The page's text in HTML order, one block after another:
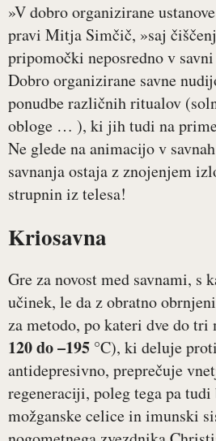
»V dobro organizirane
pravi Mitja Simčič, »saj
pripomočki neposredno v
Dobro organizirane savne
ponudbe različnih ritualov
obloge … ), ki jih tudi na
Ne glede na animacijo v
savnanja ostaja z znojenjem
strupnin iz telesa!
Kriosavna
Gre za novost med savnami, s
učinek, le da z obratno
za metodo, po kateri dve do
120 do –195 °C), ki deluje
antidepresivno, preprečuje
regeneraciji, poleg tega pa
možganske celice in imunski